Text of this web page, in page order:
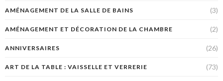
AMÉNAGEMENT DE LA SALLE DE BAINS (3)
AMÉNAGEMENT ET DÉCORATION DE LA CHAMBRE (2)
ANNIVERSAIRES (26)
ART DE LA TABLE : VAISSELLE ET VERRERIE (73)